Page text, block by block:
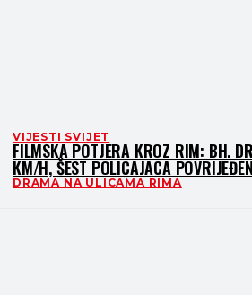
VIJESTI SVIJET
FILMSKA POTJERA KROZ RIM: BH.
KM/H, ŠEST POLICAJACA
DRAMA NA ULICAMA RIMA